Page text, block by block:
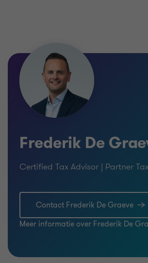
Payroll Services
vennootschap
openen van een bijhuis
opzetten van buitenlandse
deelname in een joint venture
diensten, IP, etc.
internationale tewerkstelling
Frederik De
Certified Tax Advisor | Partner
Contact Frederik De Graeve
Meer informatie over Frederik De